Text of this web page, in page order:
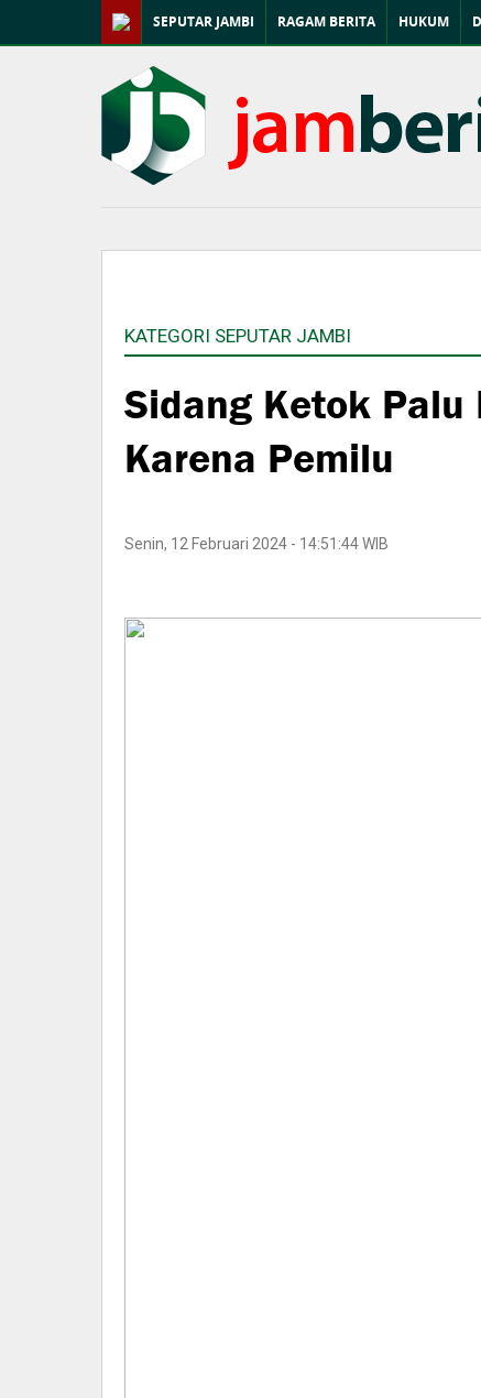
SEPUTAR JAMBI RAGAM BERITA HUKUM
KATEGORI SEPUTAR JAMBI
Sidang Ketok
Karena Pemilu
Senin, 12 Februari 2024 - 14:51:44 WIB